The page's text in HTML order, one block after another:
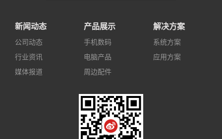
新闻动态
公司动态
行业资讯
媒体报道
产品展示
手机数码
电脑产品
周边配件
解决方案
系统方案
应用方案